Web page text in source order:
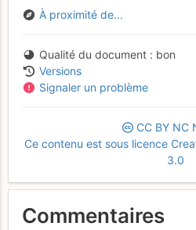
À proximité de...
Qualité du document
bon
Versions
Signaler un problème
CC BY NC
Ce contenu est sous licence
3.0
Commentaires